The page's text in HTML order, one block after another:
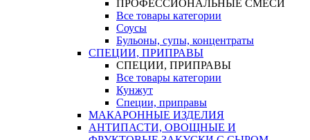
ПРОФЕССИОНАЛЬНЫЕ СМЕСИ
Все товары категории
Соусы
Бульоны, супы, концентраты
СПЕЦИИ, ПРИПРАВЫ
СПЕЦИИ, ПРИПРАВЫ
Все товары категории
Кунжут
Специи, приправы
МАКАРОННЫЕ ИЗДЕЛИЯ
АНТИПАСТИ, ОВОЩНЫЕ И